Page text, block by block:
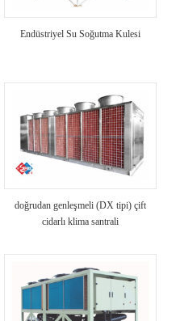
Endüstriyel Su Soğutma Kulesi
doğrudan genleşmeli (DX tipi) çift
cidarlı klima santrali